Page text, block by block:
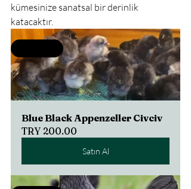
kümesinize sanatsal bir derinlik
katacaktır.
Blue Black Appenzeller Civciv
TRY 200.00
Satın Al